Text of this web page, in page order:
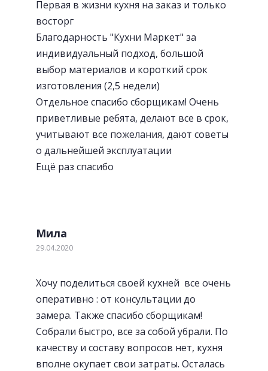
Первая в жизни кухня на заказ и только
восторг
Благодарность "Кухни Маркет" за
индивидуальный подход, большой
выбор материалов и короткий срок
изготовления (2,5 недели)
Отдельное спасибо сборщикам! Очень
приветливые ребята, делают все в срок,
учитывают все пожелания, дают советы
о дальнейшей эксплуатации
Ещё раз спасибо
Мила
29.04.2020
Хочу поделиться своей кухней все очень
оперативно : от консультации до
замера. Также спасибо сборщикам!
Собрали быстро, все за собой убрали. По
качеству и составу вопросов нет, кухня
вполне окупает свои затраты. Осталась